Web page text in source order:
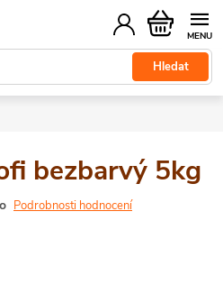
Hledat
Nákupní
košík
bezbarvý 5kg
Podrobnosti hodnocení